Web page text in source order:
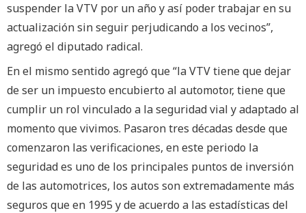
suspender la VTV por un año y así poder trabajar en su
actualización sin seguir perjudicando a los vecinos”,
agregó el diputado radical.
En el mismo sentido agregó que “la VTV tiene que dejar
de ser un impuesto encubierto al automotor, tiene que
cumplir un rol vinculado a la seguridad vial y adaptado al
momento que vivimos. Pasaron tres décadas desde que
comenzaron las verificaciones, en este periodo la
seguridad es uno de los principales puntos de inversión
de las automotrices, los autos son extremadamente más
seguros que en 1995 y de acuerdo a las estadísticas del